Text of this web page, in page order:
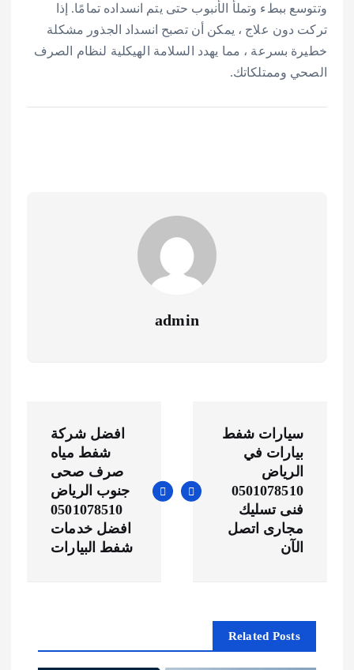
وتتوسع ببطء وتملأ الأنبوب حتى يتم انسداده تمامًا. إذا
تركت دون علاج ، يمكن أن تصبح انسداد الجذور مشكلة
خطيرة بسرعة ، مما يهدد السلامة الهيكلية لنظام الصرف
الصحي وممتلكاتك.
admin
ص
م
سيارات شفط
بيارات في
الرياض
0501078510
فنى تسليك
مجارى اتصل
الآن
افضل شركة
شفط مياه
صرف صحى
جنوب الرياض
0501078510
افضل خدمات
شفط البيارات
Related Posts